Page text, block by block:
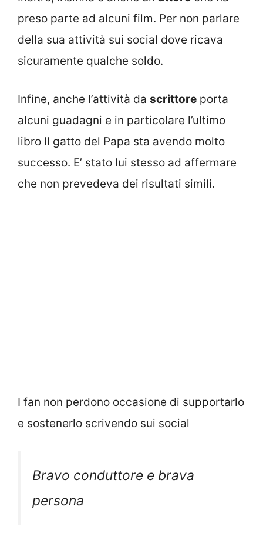
preso parte ad alcuni film. Per non parlare
della sua attività sui social dove ricava
sicuramente qualche soldo.
Infine, anche l’attività da scrittore porta
alcuni guadagni e in particolare l’ultimo
libro Il gatto del Papa sta avendo molto
successo. E’ stato lui stesso ad affermare
che non prevedeva dei risultati simili.
I fan non perdono occasione di supportarlo
e sostenerlo scrivendo sui social
Bravo conduttore e brava
persona